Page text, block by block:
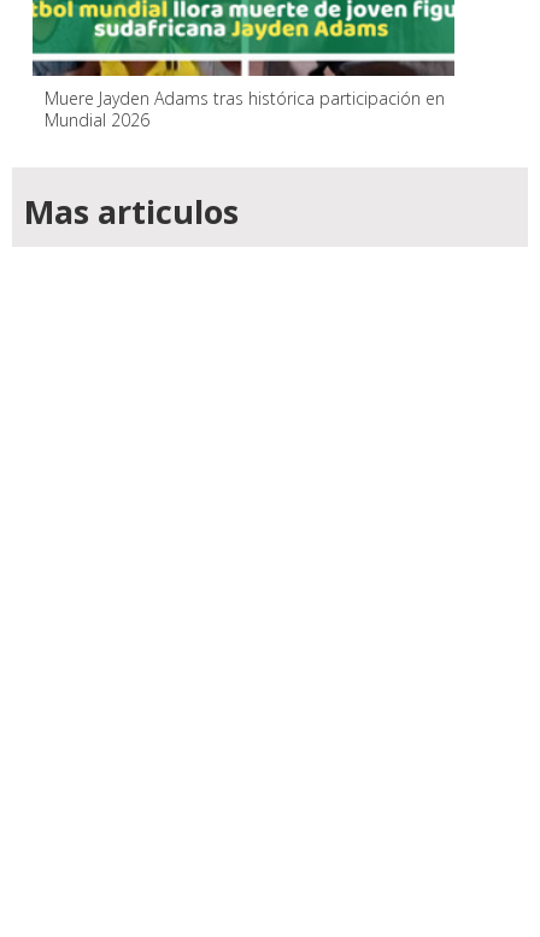
Muere Jayden Adams tras histórica participación en
Mundial 2026
Mas articulos